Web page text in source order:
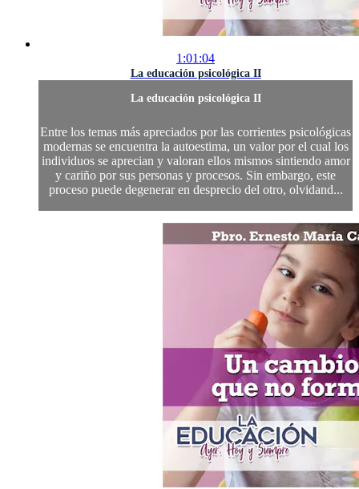
1:01:04
La educación psicológica II
La educación psicológica II
Entre los temas más apreciados por las corrientes psicológicas
modernas se encuentra la autoestima, un valor por el cual los
individuos se aprecian y valoran ellos mismos sintiendo amor
y cariño por sus personas y procesos. Sin embargo, este
proceso puede degenerar en desprecio del otro, olvidand...